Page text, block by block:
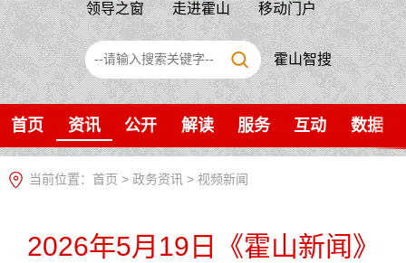
领导之窗 走进霍山 移动门户
霍山智搜
首页 资讯 公开 解读 服务 互动 数据
当前位置： 首页 > 政务资讯 > 视频新闻
2026年5月19日《霍山新闻》